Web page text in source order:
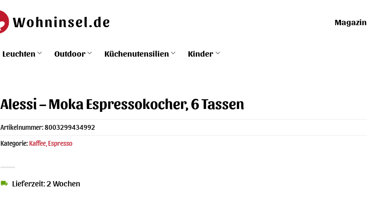
Magazin
Leuchten Outdoor Küchenutensilien Kinder
Alessi – Moka Espressokocher, 6 Tassen
Lieferzeit: 2 Wochen
Artikelnummer:8003299434992
Kategorie:Kaffee, Espresso